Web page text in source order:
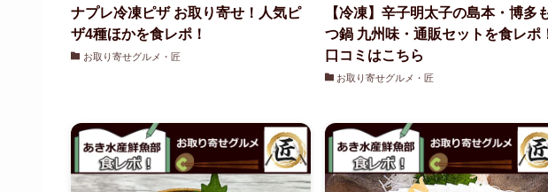
ナプレ冷凍ピザ お取り寄せ！人気ピ
ザ4種ほかを食レポ！
お取り寄せグルメ・匠
【冷凍】辛子明太子の島本・博多
つ鍋 九州味・通販セットを食レポ
口コミはこちら
お取り寄せグルメ・匠